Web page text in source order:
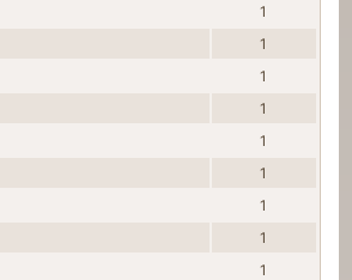
1
1
1
1
1
1
1
1
1